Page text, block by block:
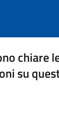
chiare
su